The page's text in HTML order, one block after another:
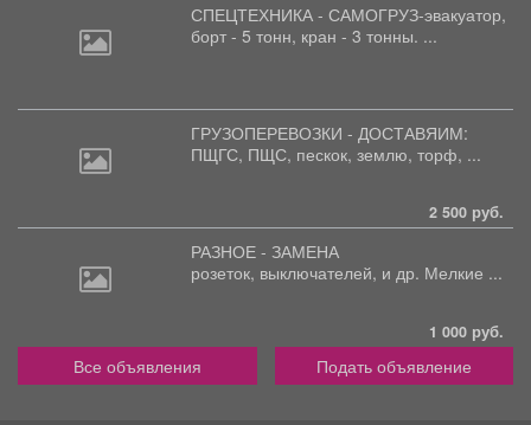
СПЕЦТЕХНИКА - САМОГРУЗ-эвакуатор,
борт - 5 тонн, кран - 3 тонны. ...
ГРУЗОПЕРЕВОЗКИ - ДОСТАВЯИМ:
ПЩГС, ПЩС, пескок, землю, торф, ...
2 500 руб.
РАЗНОЕ - ЗАМЕНА
розеток, выключателей, и др. Мелкие ...
1 000 руб.
Все объявления Подать объявление